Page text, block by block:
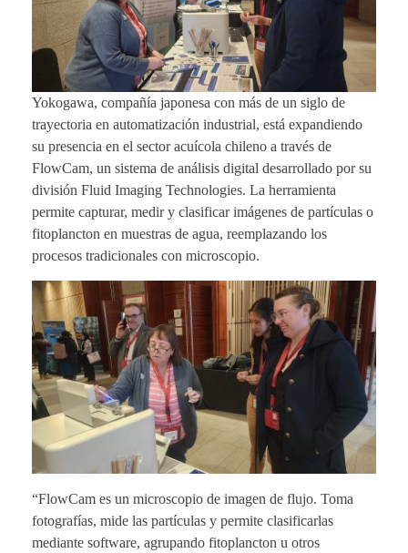
Yokogawa, compañía japonesa con más de un siglo de
trayectoria en automatización industrial, está expandiendo
su presencia en el sector acuícola chileno a través de
FlowCam, un sistema de análisis digital desarrollado por su
división Fluid Imaging Technologies. La herramienta
permite capturar, medir y clasificar imágenes de partículas o
fitoplancton en muestras de agua, reemplazando los
procesos tradicionales con microscopio.
“FlowCam es un microscopio de imagen de flujo. Toma
fotografías, mide las partículas y permite clasificarlas
mediante software, agrupando fitoplancton u otros